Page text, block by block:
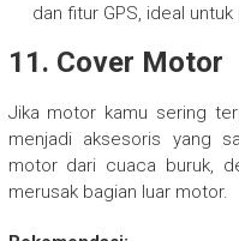
dan fitur GPS, ideal
11. Cover Motor
Jika motor kamu sering
menjadi aksesoris yang
motor dari cuaca buruk,
merusak bagian luar motor.